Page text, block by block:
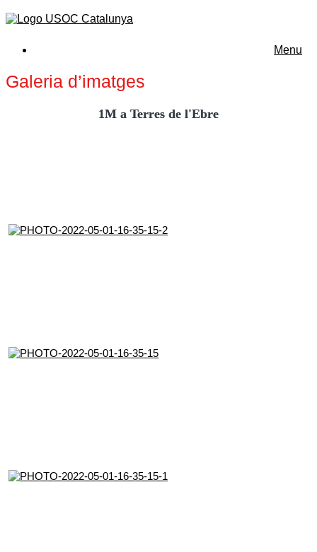
Menu
Galeria d’imatges
1M a Terres de l'Ebre